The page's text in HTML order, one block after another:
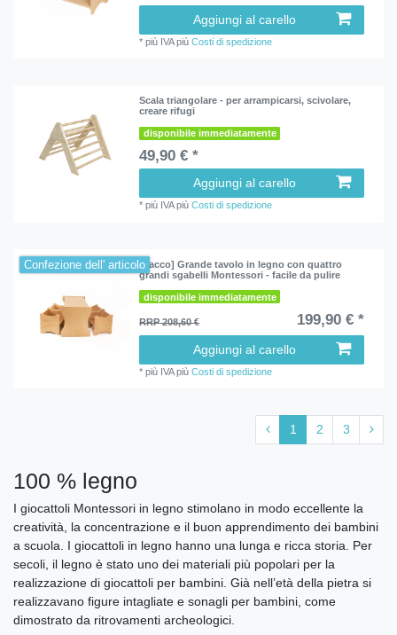
Aggiungi al carello
*più IVApiùCosti di spedizione
Scala triangolare - per arrampicarsi, scivolare,
creare rifugi
disponibile immediatamente
49,90 € *
Aggiungi al carello
*più IVApiùCosti di spedizione
Confezione dell' articolo[Pacco] Grande tavolo in legno con quattro
grandi sgabelli Montessori - facile da pulire
disponibile immediatamente
RRP 208,60 € 199,90 € *
Aggiungi al carello
*più IVApiùCosti di spedizione
1 2 3
100 % legno
I giocattoli Montessori in legno stimolano in modo eccellente la
creatività, la concentrazione e il buon apprendimento dei bambini
a scuola. I giocattoli in legno hanno una lunga e ricca storia. Per
secoli, il legno è stato uno dei materiali più popolari per la
realizzazione di giocattoli per bambini. Già nell’età della pietra si
realizzavano figure intagliate e sonagli per bambini, come
dimostrato da ritrovamenti archeologici.